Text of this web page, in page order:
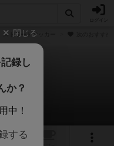
ストリートサッカー
カー
ゲーム
閉じる
録し
か？
中！
する